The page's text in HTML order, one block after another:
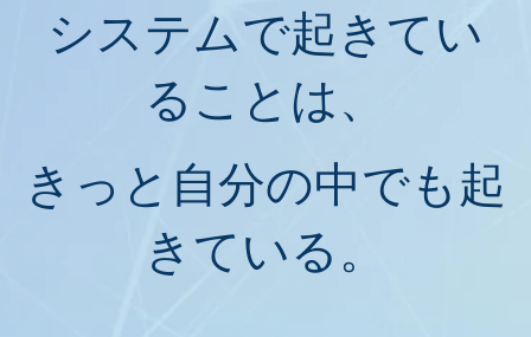
システムで起きてい
ることは、
きっと自分の中でも起
きている。